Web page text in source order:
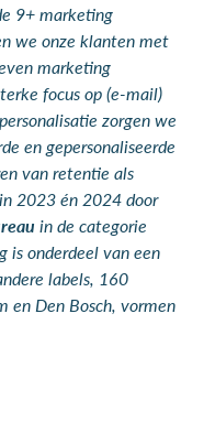
9+ marketing
we onze klanten met
marketing
focus op (e-mail)
zorgen we
en gepersonaliseerde
van retentie als
2023 én 2024 door
in de categorie
is onderdeel van een
labels, 160
en Den Bosch, vormen